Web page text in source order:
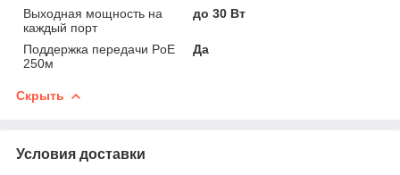
Выходная мощность на
каждый порт
до 30 Вт
Поддержка передачи PoE
250м
Да
Скрыть
Условия доставки